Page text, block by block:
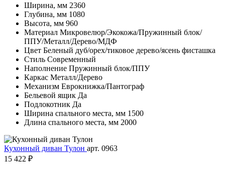
Ширина, мм 2360
Глубина, мм 1080
Высота, мм 960
Материал Микровелюр/Экокожа/Пружинный блок/
ППУ/Металл/Дерево/МДФ
Цвет Беленый дуб/орех/тиковое дерево/ясень фисташка
Стиль Современный
Наполнение Пружинный блок/ППУ
Каркас Металл/Дерево
Механизм Еврокнижка/Пантограф
Бельевой ящик Да
Подлокотник Да
Ширина спального места, мм 1500
Длина спального места, мм 2000
Кухонный диван Тулон арт. 0963
15 422 ₽